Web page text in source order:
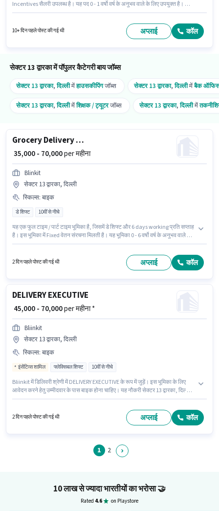
Incentives सैलरी उपलब्ध है। यह पद 0 - 1 वर्षो वर्ष के अनुभव वाले के लिए उपयुक्त है। आप
आवेदक के पास टू-व्हीलर ड्राइविंग जैसी स्किल्स होनी चाहिए।
10+ दिन पहले पोस्ट की गई थी अप्लाई कॉल
सेक्टर 13 द्वारका में पॉपुलर कैटेगरी बाय जॉब्स
सेक्टर 13 द्वारका,दिल्लीमेंहाउसकीपिंगजॉब्स सेक्टर 13 द्वारका,दिल्लीमेंबैक ऑफिस
सेक्टर 13 द्वारका,दिल्लीमेंशिक्षक / ट्यूटरजॉब्स सेक्टर 13 द्वारका,दिल्लीमें
Grocery Delivery Boy
₹ 35,000 - 70,000per महीना
Blinkit
सेक्टर 13 द्वारका, दिल्ली
स्किल्स: बाइक
डे शिफ्ट 10वीं से नीचे
यह एक फुल टाइम / पार्ट टाइम भूमिका है, जिसमें डे शिफ्ट और 6 days working प्रति सप्ताह
है। इस भूमिका में Fixed वेतन संरचना मिलती है। यह भूमिका 0 - 6 वर्षो वर्ष के अनुभव वाले के
आवेदक को अंग्रेजी में धाराप्रवाह होना चाहिए।
2 दिन पहले पोस्ट की गई थी अप्लाई कॉल
DELIVERY EXECUTIVE
₹ 45,000 - 70,000per महीना *
Bliinkit
सेक्टर 13 द्वारका, दिल्ली
स्किल्स: बाइक
इंसेंटिव्स शामिल फ्लेक्सिबल शिफ्ट 10वीं से नीचे
Bliinkit में डिलिवरी श्रेणी में DELIVERY EXECUTIVE के रूप में जुड़ें। इस भूमिका के लिए
आवेदन करने हेतु उम्मीदवार के पास बाइक होना चाहिए। यह नौकरी सेक्टर 13 द्वारका, दिल्ली में
जाएगी।
2 दिन पहले पोस्ट की गई थी अप्लाई कॉल
1 2
10 लाख से ज्यादा भारतीयों का भरोसा🤝
Rated 4.6 on Playstore